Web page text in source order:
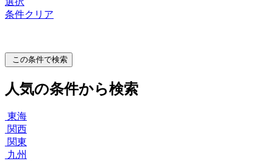
条件クリア
この条件で検索
人気の条件から検索
東海
関西
関東
九州